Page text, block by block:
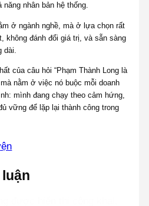
nhân bản hệ thống.
ở ngành nghề, mà ở lựa chọn rất
không đánh đổi giá trị, và sẵn sàng
của câu hỏi “Phạm Thành Long là
nằm ở việc nó buộc mỗi doanh
mình đang chạy theo cảm hứng,
vững để lặp lại thành công trong